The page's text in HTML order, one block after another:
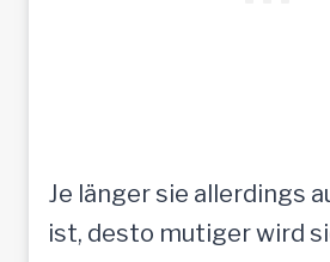
Je länger sie allerdings
ist, desto mutiger wird